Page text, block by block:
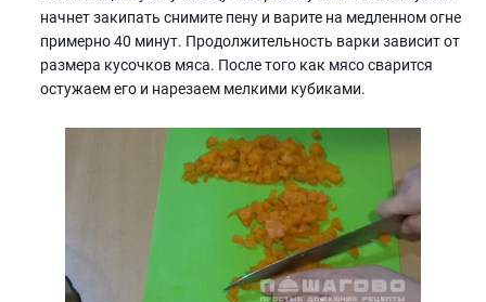
начнет закипать снимите пену и варите на медленном огне
примерно 40 минут. Продолжительность варки зависит от
размера кусочков мяса. После того как мясо сварится
остужаем его и нарезаем мелкими кубиками.